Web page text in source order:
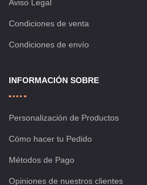
Aviso Legal
Condiciones de venta
Condiciones de envío
INFORMACIÓN SOBRE
Personalización de Productos
Cómo hacer tu Pedido
Métodos de Pago
Opiniones de nuestros clientes